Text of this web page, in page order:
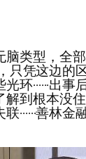
脑类型，全
，只凭这边
环······出
解到根本没
······善林